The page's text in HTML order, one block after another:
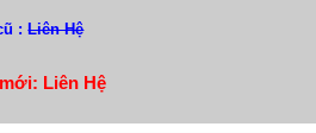
:Liên Hệ
Liên Hệ